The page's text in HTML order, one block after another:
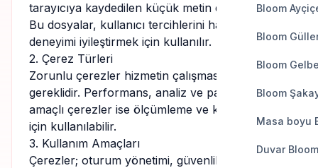
Bloom
Bloom
Bloom
Bloom
Masa boyu
Duvar
tarayıcıya kaydedilen küçük metin dosyalarıdır.
Bu dosyalar, kullanıcı tercihlerini hatırlamak ve
deneyimi iyileştirmek için kullanılır.
2. Çerez Türleri
Zorunlu çerezler hizmetin çalışması için
gereklidir. Performans, analiz ve pazarlama
amaçlı çerezler ise ölçümleme ve kişiselleştirme
için kullanılabilir.
3. Kullanım Amaçları
Çerezler; oturum yönetimi, güvenlik, tercihlerin